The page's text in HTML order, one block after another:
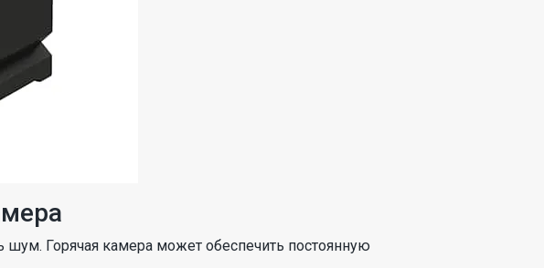
Горячая камера может обеспечить постоянную